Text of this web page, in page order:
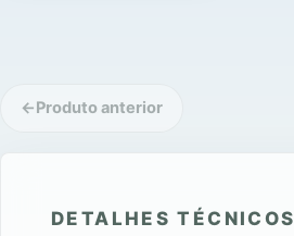
←Produto anterior
DETALHES TÉCNICOS